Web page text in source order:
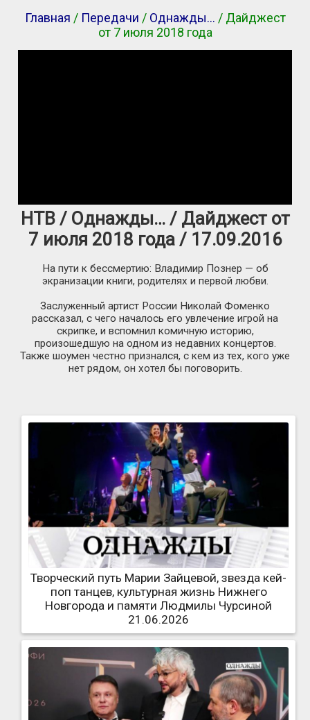
Главная / Передачи / Однажды… / Дайджест
от 7 июля 2018 года
НТВ / Однажды… / Дайджест от
7 июля 2018 года / 17.09.2016
На пути к бессмертию: Владимир Познер — об
экранизации книги, родителях и первой любви.
Заслуженный артист России Николай Фоменко
рассказал, с чего началось его увлечение игрой на
скрипке, и вспомнил комичную историю,
произошедшую на одном из недавних концертов.
Также шоумен честно признался, с кем из тех, кого уже
нет рядом, он хотел бы поговорить.
Творческий путь Марии Зайцевой, звезда кей-
поп танцев, культурная жизнь Нижнего
Новгорода и памяти Людмилы Чурсиной
21.06.2026